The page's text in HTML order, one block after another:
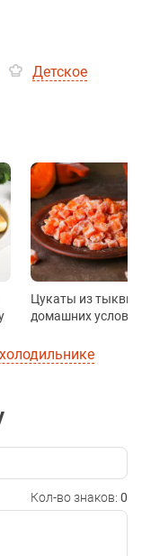
Детское
Цукаты из тыквы
домашних
Кол-во знаков: 0